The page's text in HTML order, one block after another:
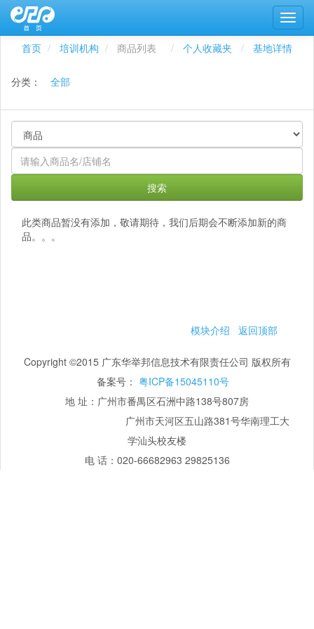
首页 培训机构 商品列表 基地详情
个人收藏夹
分类： 全部
搜索
此类商品暂没有添加，敬请期待，我们后期会不断添加新的商
品。。。
模块介绍 返回顶部
Copyright ©2015 广东华举邦信息技术有限责任公司 版权所有
备案号： 粤ICP备15045110号
地 址：广州市番禺区石洲中路138号807房
广州市天河区五山路381号华南理工大
学汕头校友楼
电 话：020-66682963 29825136